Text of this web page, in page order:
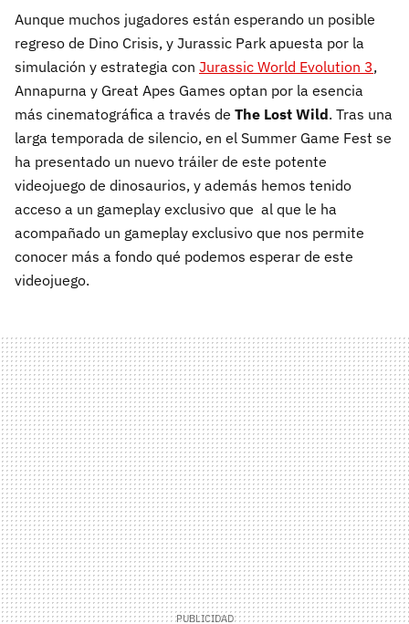
Aunque muchos jugadores están esperando un posible
regreso de Dino Crisis, y Jurassic Park apuesta por la
simulación y estrategia con Jurassic World Evolution 3,
Annapurna y Great Apes Games optan por la esencia
más cinematográfica a través de The Lost Wild. Tras una
larga temporada de silencio, en el Summer Game Fest se
ha presentado un nuevo tráiler de este potente
videojuego de dinosaurios, y además hemos tenido
acceso a un gameplay exclusivo que al que le ha
acompañado un gameplay exclusivo que nos permite
conocer más a fondo qué podemos esperar de este
videojuego.